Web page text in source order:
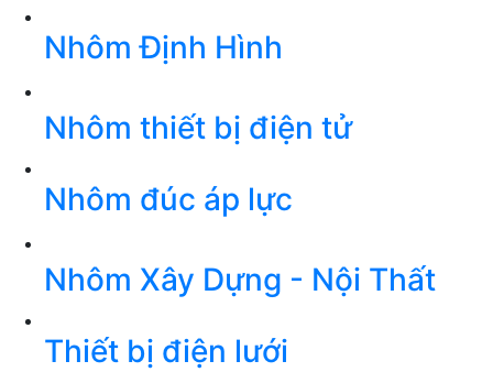
Nhôm Định Hình
Nhôm thiết bị điện tử
Nhôm đúc áp lực
Nhôm Xây Dựng - Nội Thất
Thiết bị điện lưới